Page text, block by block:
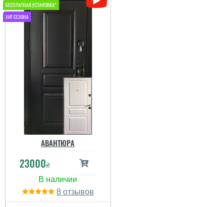
АВАНТЮРА
23000₴
8